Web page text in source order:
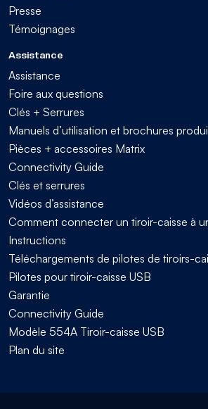
Presse
Témoignages
Assistance
Assistance
Foire aux questions
Clés + Serrures
Manuels d’utilisation et brochures
Pièces + accessoires Matrix
Connectivity Guide
Clés et serrures
Vidéos d’assistance
Comment connecter un tiroir-caisse à
Instructions
Téléchargements de pilotes de tiroirs-
Pilotes pour tiroir-caisse USB
Garantie
Connectivity Guide
Modèle 554A Tiroir-caisse USB
Plan du site